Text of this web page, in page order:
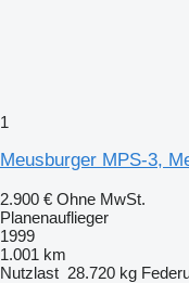
1
Meusburger MPS-3,
2.900 € Ohne MwSt.
Planenauflieger
1999
1.001 km
Nutzlast 28.720 kg